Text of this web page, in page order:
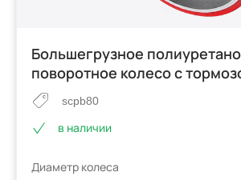
Большегрузное
поворотное колесо с
scpb80
в наличии
Диаметр колеса